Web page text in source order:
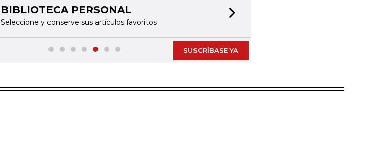
BIBLIOTECA PERSONAL
Seleccione y conserve sus artículos favoritos
SUSCRÍBASE YA